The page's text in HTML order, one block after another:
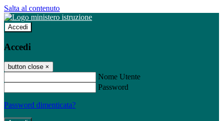
Salta al contenuto
Accedi
Accedi
button close ×
Nome Utente
Password
Password dimenticata?